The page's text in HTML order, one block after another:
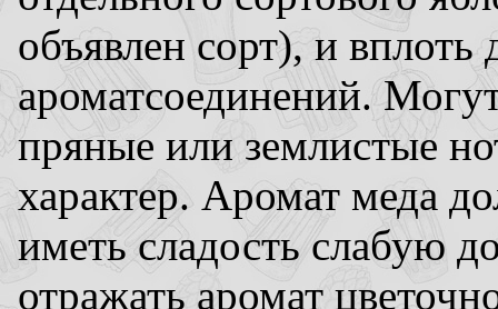
объявлен сорт), и
ароматсоединений.
пряные или землистые
характер. Аромат меда
иметь сладость слабую
отражать аромат